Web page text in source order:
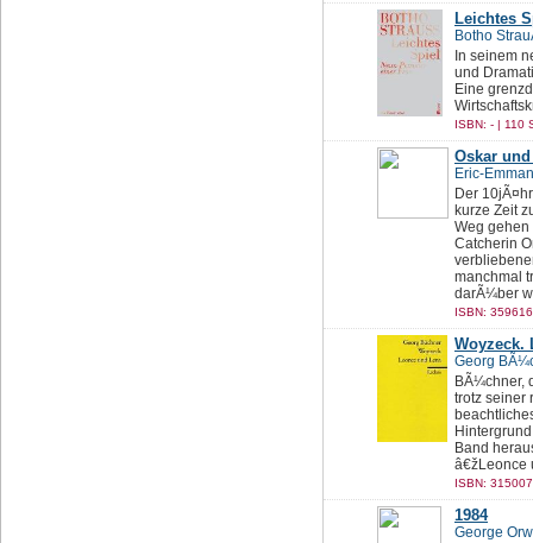
Leichtes
Botho
In seinem
und
Eine
ISBN: - | 110
Oskar
Eric-
Der
kurze Zeit
Weg
Catcherin
manchmal
darÃ¼ber
ISBN:
Woyzeck.
Georg
BÃ¼chner,
trotz seiner
Band
â€žLeonce
ISBN:
1984
George